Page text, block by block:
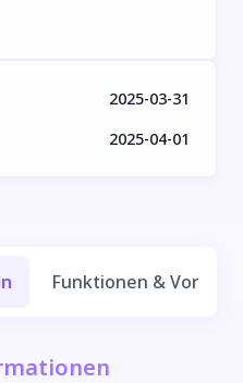
2025-03-31
2025-04-01
Funktionen & Vorteile